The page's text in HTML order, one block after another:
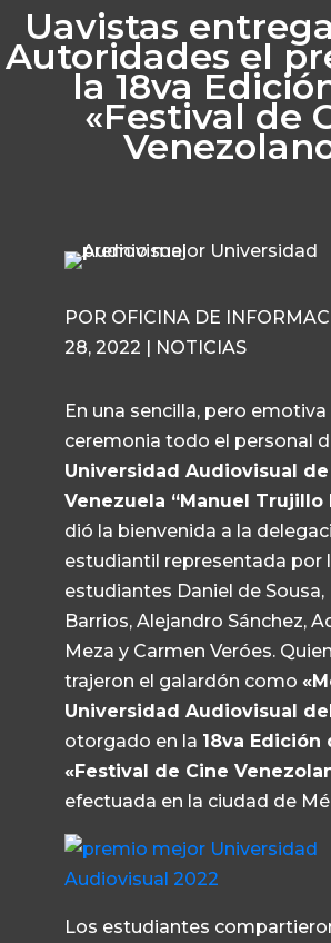
Uavistas
Autoridades el
la 18va
«Festival de
POR OFICINA DE
28, 2022 | NOTICIAS
En una sencilla, pero emotiva
ceremonia todo el personal
Universidad Audiovisual de
Venezuela “Manuel Trujillo
dió la bienvenida a la
estudiantil representada por
estudiantes Daniel de Sousa,
Barrios, Alejandro Sánchez,
Meza y Carmen Veróes.
trajeron el galardón como
Universidad Audiovisual
otorgado en la 18va Edición
«Festival de Cine
efectuada en la ciudad de
Los estudiantes